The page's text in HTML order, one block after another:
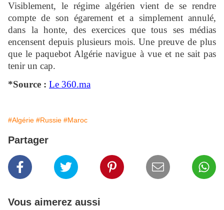
Visiblement, le régime algérien vient de se rendre
compte de son égarement et a simplement annulé,
dans la honte, des exercices que tous ses médias
encensent depuis plusieurs mois. Une preuve de plus
que le paquebot Algérie navigue à vue et ne sait pas
tenir un cap.
*Source : Le 360.ma
#Algérie #Russie #Maroc
Partager
Vous aimerez aussi